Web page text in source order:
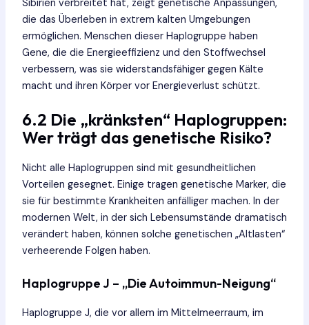
Sibirien verbreitet hat, zeigt genetische Anpassungen,
die das Überleben in extrem kalten Umgebungen
ermöglichen. Menschen dieser Haplogruppe haben
Gene, die die Energieeffizienz und den Stoffwechsel
verbessern, was sie widerstandsfähiger gegen Kälte
macht und ihren Körper vor Energieverlust schützt.
6.2 Die „kränksten“ Haplogruppen:
Wer trägt das genetische Risiko?
Nicht alle Haplogruppen sind mit gesundheitlichen
Vorteilen gesegnet. Einige tragen genetische Marker, die
sie für bestimmte Krankheiten anfälliger machen. In der
modernen Welt, in der sich Lebensumstände dramatisch
verändert haben, können solche genetischen „Altlasten“
verheerende Folgen haben.
Haplogruppe J – „Die Autoimmun-Neigung“
Haplogruppe J, die vor allem im Mittelmeerraum, im